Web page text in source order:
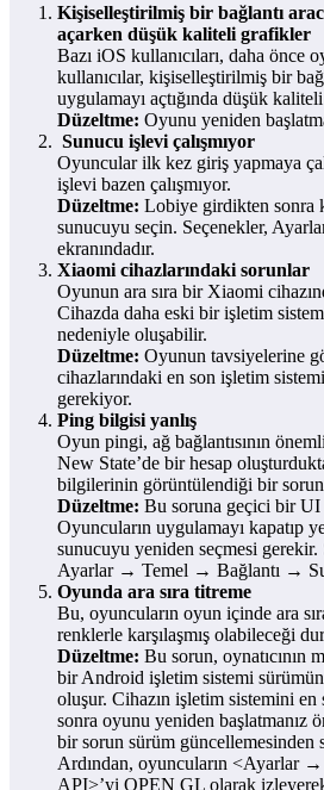
Kişiselleştirilmiş bir bağlantı
açarken düşük kaliteli grafikler
Bazı iOS kullanıcıları, daha önce
kullanıcılar, kişiselleştirilmiş bir
uygulamayı açtığında düşük
Düzeltme: Oyunu yeniden
Sunucu işlevi çalışmıyor
Oyuncular ilk kez giriş yapmaya
işlevi bazen çalışmıyor.
Düzeltme: Lobiye girdikten sonra
sunucuyu seçin. Seçenekler,
ekranındadır.
Xiaomi cihazlarındaki sorunlar
Oyunun ara sıra bir Xiaomi
Cihazda daha eski bir işletim
nedeniyle oluşabilir.
Düzeltme: Oyunun tavsiyelerine
cihazlarındaki en son işletim
gerekiyor.
Ping bilgisi yanlış
Oyun pingi, ağ bağlantısının
New State’de bir hesap
bilgilerinin görüntülendiği bir sorun
Düzeltme: Bu soruna geçici bir UI
Oyuncuların uygulamayı kapatıp
sunucuyu yeniden seçmesi gerekir.
Ayarlar → Temel → Bağlantı →
Oyunda ara sıra titreme
Bu, oyuncuların oyun içinde ara
renklerle karşılaşmış olabileceği
Düzeltme: Bu sorun, oynatıcının
bir Android işletim sistemi
oluşur. Cihazın işletim sistemini
sonra oyunu yeniden başlatmanız
bir sorun sürüm güncellemesinden
Ardından, oyuncuların <Ayarlar
API>’yi OPEN GL olarak